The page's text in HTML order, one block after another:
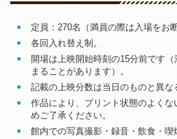
定員：270名（満員の際は入場をお
各回入れ替え制。
開場は上映開始時刻の15分前です
まることがあります）。
記載の上映分数は当日のものと異な
作品により、プリント状態のよく
めご了承ください。
館内での写真撮影・録音・飲食・喫